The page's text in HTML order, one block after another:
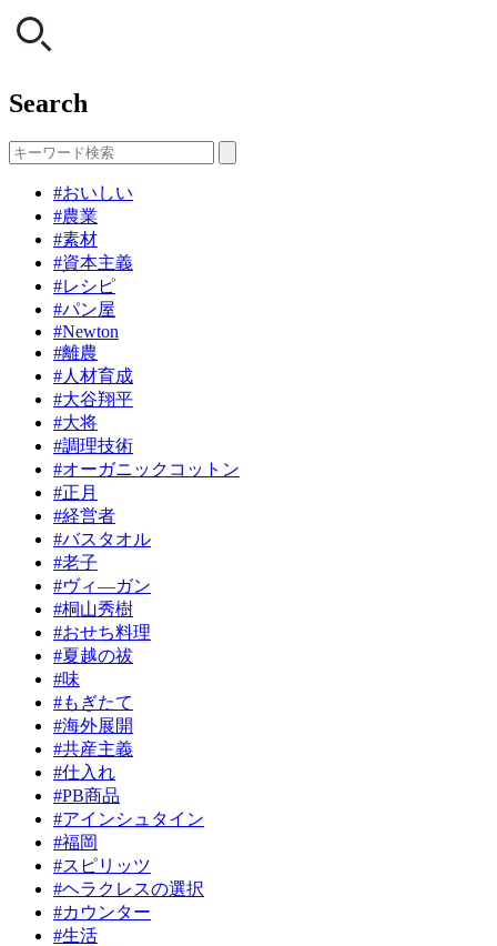
Search
#おいしい
#農業
#素材
#資本主義
#レシピ
#パン屋
#Newton
#離農
#人材育成
#大谷翔平
#大将
#調理技術
#オーガニックコットン
#正月
#経営者
#バスタオル
#老子
#ヴィ―ガン
#桐山秀樹
#おせち料理
#夏越の祓
#味
#もぎたて
#海外展開
#共産主義
#仕入れ
#PB商品
#アインシュタイン
#福岡
#スピリッツ
#ヘラクレスの選択
#カウンター
#生活